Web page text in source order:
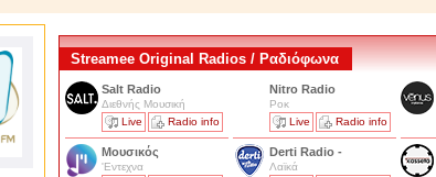
Streamee Original Radios / Ραδιόφωνα
Salt Radio
Διεθνής Μουσική
Live
Radio info
Nitro Radio
Ροκ
Live
Radio info
Μουσικός
'Εντεχνα
Derti Radio -
Λαϊκά